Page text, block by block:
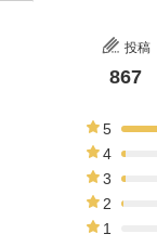
投稿
867
5
4
3
2
1